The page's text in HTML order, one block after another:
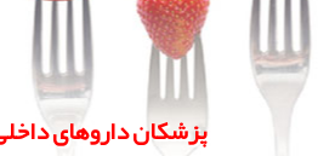
پزشكان داروهای